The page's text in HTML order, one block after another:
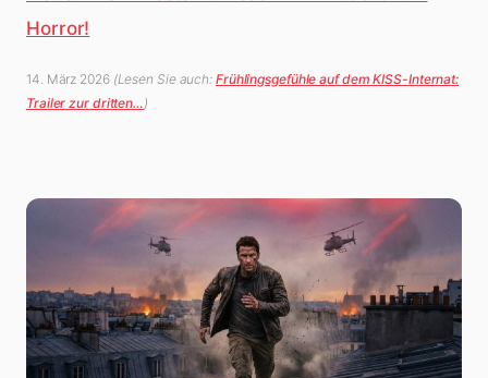
Horror!
14. März 2026 (Lesen Sie auch: Frühlingsgefühle auf dem KISS-Internat:
Trailer zur dritten…)